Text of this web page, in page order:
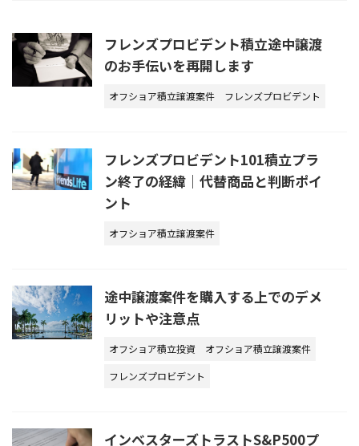
フレンズプロビデント積立途中譲渡
のお手伝いを再開します
オフショア積立譲渡案件 フレンズプロビデント
フレンズプロビデント101積立プラ
ン終了の経緯｜代替商品と判断ポイ
ント
オフショア積立譲渡案件
途中譲渡案件を購入する上でのデメ
リットや注意点
オフショア積立投資
オフショア積立譲渡案件
フレンズプロビデント
インベスターズトラストS&P500プ